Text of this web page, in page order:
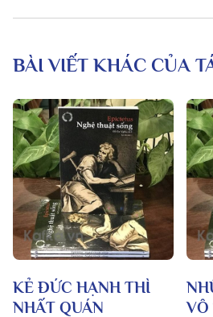
BÀI VIẾT KHÁC CỦA
KẺ ĐỨC HẠNH THÌ
NHẤT QUÁN
VÔ